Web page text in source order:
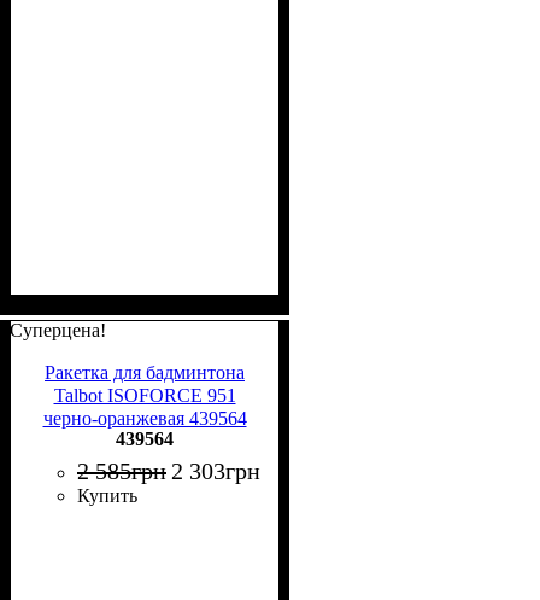
Суперцена!
Ракетка для бадминтона
Talbot ISOFORCE 951
черно-оранжевая 439564
439564
2 585грн 2 303грн
Купить